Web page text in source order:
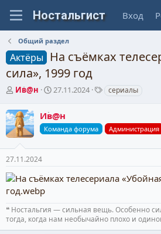
Вход
Общий раздел
Актёры
На съёмках
cила», 1999 гoд
А
т
о
р
м
ы
Ив@н
Д
а
н
ч
а
27.11.2024
и
сериалы
Ив@н
Команда форума Администрация
27.11.2024
❝ Ностальгия — сильная вещь. Особенно
тогда, когда нам необычайно плохо и